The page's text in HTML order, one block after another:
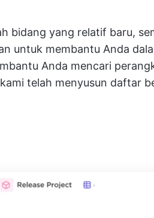
bidang yang relatif baru,
untuk membantu Anda
Anda mencari
telah menyusun daftar